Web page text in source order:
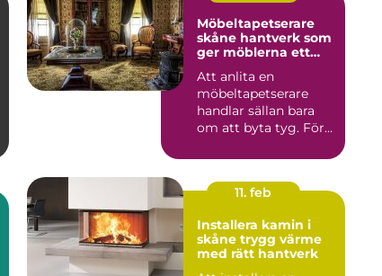
Möbeltapetserare
skåne hantverk som
ger möblerna ett
Att anlita en
möbeltapetserare
handlar sällan bara
om att byta tyg. För
att be...
11. feb
Installera kamin i
skåne trygg värme
med rätt hantverk